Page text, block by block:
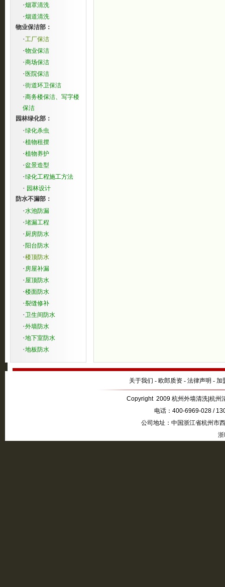
·烟罩清洗
·烟道清洗
物业保洁部：
·工厂保洁
·物业保洁
·商场保洁
· 医院保洁
·街道环卫保洁
·商务楼保洁、写字楼
保洁
园林绿化部：
·绿化杀虫
·植物租摆
·植物养护
·盆景造型
·绿化工程施工方法
· 园林设计
防水不漏部：
·水池防漏
·堵漏工程
· 厨房防水
· 阳台防水
·楼顶防水
· 房屋补漏
· 屋顶防水
·楼面防水
·裂缝修补
·卫生间防水
·外墙防水
·地下室防水
·地板防水
关于我们 - 欧郎质资 - 法律声明 - 加
Copyright 2009 杭州外墙清洗|杭州
电话：400-6969-028 /
公司地址：中国浙江省杭州市